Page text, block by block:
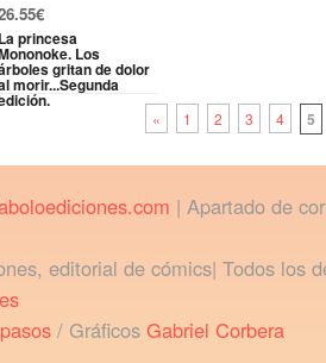
La princesa
Los
gritan de dolor
morir...Segunda
« 1 2 3 4 5
| Apartado de
editorial de cómics| Todos los
/ Gráficos Gabriel Corbera